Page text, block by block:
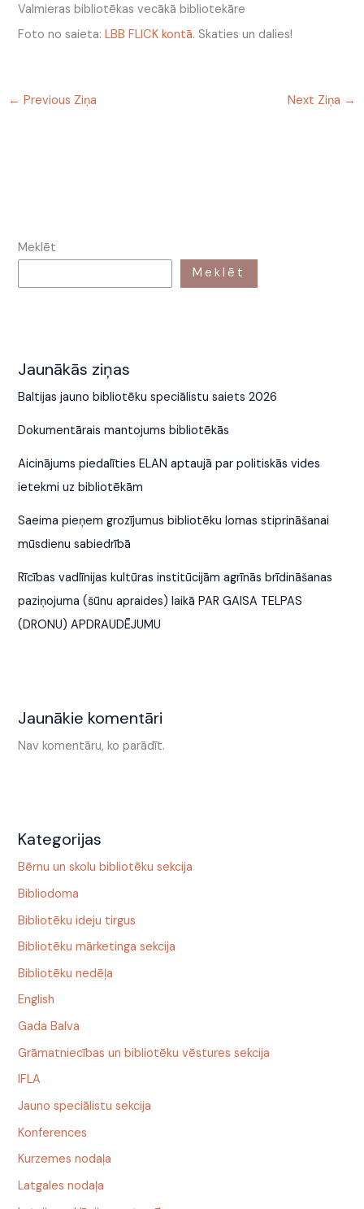
Valmieras bibliotēkas vecākā bibliotekāre
Foto no saieta:LBB FLICK kontā. Skaties un dalies!
← Previous Ziņa Next Ziņa →
Meklēt
Meklēt
Jaunākās ziņas
Baltijas jauno bibliotēku speciālistu saiets 2026
Dokumentārais mantojums bibliotēkās
Aicinājums piedalīties ELAN aptaujā par politiskās vides
ietekmi uz bibliotēkām
Saeima pieņem grozījumus bibliotēku lomas stiprināšanai
mūsdienu sabiedrībā
Rīcības vadlīnijas kultūras institūcijām agrīnās brīdināšanas
paziņojuma (šūnu apraides) laikā PAR GAISA TELPAS
(DRONU) APDRAUDĒJUMU
Jaunākie komentāri
Nav komentāru, ko parādīt.
Kategorijas
Bērnu un skolu bibliotēku sekcija
Bibliodoma
Bibliotēku ideju tirgus
Bibliotēku mārketinga sekcija
Bibliotēku nedēļa
English
Gada Balva
Grāmatniecības un bibliotēku vēstures sekcija
IFLA
Jauno speciālistu sekcija
Konferences
Kurzemes nodaļa
Latgales nodaļa